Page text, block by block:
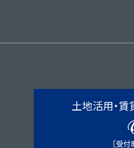
土地活用・賃
［受